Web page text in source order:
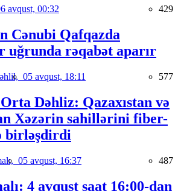
avqust, 00:32 429
Cənubi Qafqazda
uğrunda rəqabət aparır
05 avqust, 18:11 577
Dəhliz: Qazaxıstan və
Xəzərin sahillərini fiber-
birləşdirdi
05 avqust, 16:37 487
4 avqust saat 16:00-dan